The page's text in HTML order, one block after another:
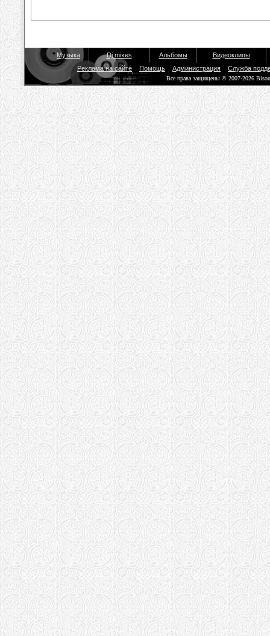
Музыка Dj mixes Альбомы
Видеоклипы
Реклама на сайте
Помощь Администрация Служба
Все права защищены © 2007-2026